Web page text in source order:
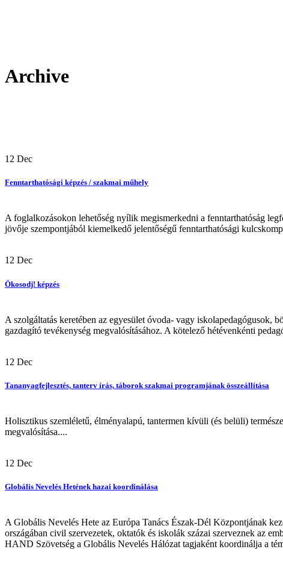
Archive
12 Dec
Fenntarthatósági képzés / szakmai műhely
A foglalkozásokon lehetőség nyílik megismerkedni a fenntarthatóság
jövője szempontjából kiemelkedő jelentőségű fenntarthatósági
12 Dec
Ökosodj! képzés
A szolgáltatás keretében az egyesület óvoda- vagy iskolapedagógusok,
gazdagító tevékenység megvalósításához. A kötelező hétévenkénti
12 Dec
Tananyagfejlesztés, tanterv írás, táborok szakmai programjának összeállítása
Holisztikus szemléletű, élményalapú, tantermen kívüli (és belüli)
megvalósítása....
12 Dec
Globális Nevelés Hetének hazai koordinálása
A Globális Nevelés Hete az Európa Tanács Észak-Dél Központjának
országában civil szervezetek, oktatók és iskolák százai szerveznek az
HAND Szövetség a Globális Nevelés Hálózat tagjaként koordinálja a